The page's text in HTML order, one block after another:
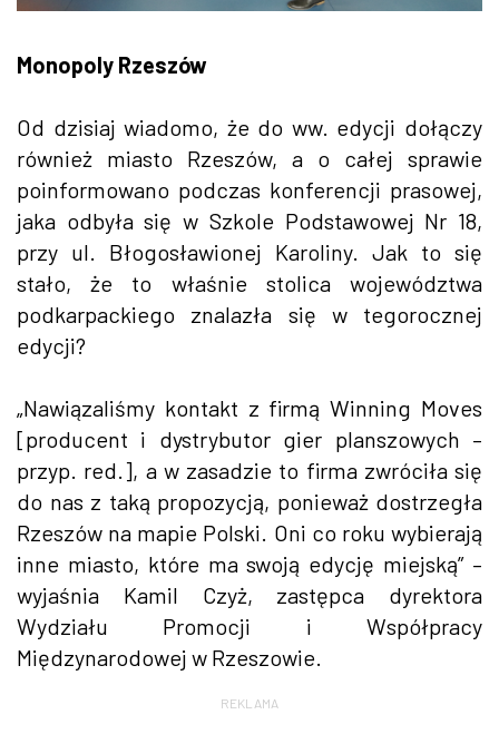
Monopoly Rzeszów
Od dzisiaj wiadomo, że do ww. edycji dołączy
również miasto Rzeszów, a o całej sprawie
poinformowano podczas konferencji prasowej,
jaka odbyła się w Szkole Podstawowej Nr 18,
przy ul. Błogosławionej Karoliny. Jak to się
stało, że to właśnie stolica województwa
podkarpackiego znalazła się w tegorocznej
edycji?
„Nawiązaliśmy kontakt z firmą Winning Moves
[producent i dystrybutor gier planszowych –
przyp. red.], a w zasadzie to firma zwróciła się
do nas z taką propozycją, ponieważ dostrzegła
Rzeszów na mapie Polski. Oni co roku wybierają
inne miasto, które ma swoją edycję miejską” –
wyjaśnia Kamil Czyż, zastępca dyrektora
Wydziału Promocji i Współpracy
Międzynarodowej w Rzeszowie.
REKLAMA